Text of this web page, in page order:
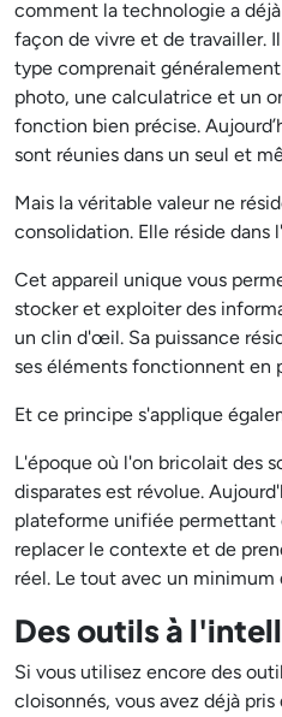
comment la technologie a
façon de vivre et de travailler.
type comprenait
photo, une calculatrice et un
fonction bien précise.
sont réunies dans un seul et
Mais la véritable valeur ne
consolidation. Elle réside dans
Cet appareil unique vous
stocker et exploiter des
un clin d'œil. Sa puissance
ses éléments fonctionnent en
Et ce principe s'applique
L'époque où l'on bricolait des
disparates est révolue.
plateforme unifiée permettant
replacer le contexte et de
réel. Le tout avec un minimum
Des outils à
Si vous utilisez encore des
cloisonnés, vous avez déjà